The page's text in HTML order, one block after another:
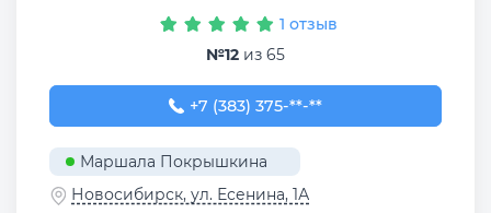
1 отзыв
№12 из 65
+7 (383) 375-47-11
+7 (383) 375-**-**
Маршала Покрышкина
Новосибирск, ул. Есенина, 1А